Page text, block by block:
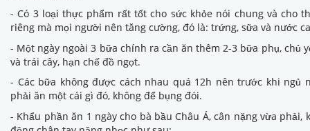
- Có 3 loại thực phẩm rất tốt cho sức khỏe nói chung và cho
riêng mà mọi người nên tăng cường, đó là: trứng, sữa và nước
- Một ngày ngoài 3 bữa chính ra cần ăn thêm 2-3 bữa phụ, chủ
và trái cây, hạn chế đồ ngọt.
- Các bữa không được cách nhau quá 12h nên trước khi ngủ
phải ăn một cái gì đó, không để bụng đói.
- Khẩu phần ăn 1 ngày cho bà bầu Châu Á, cân nặng vừa phải,